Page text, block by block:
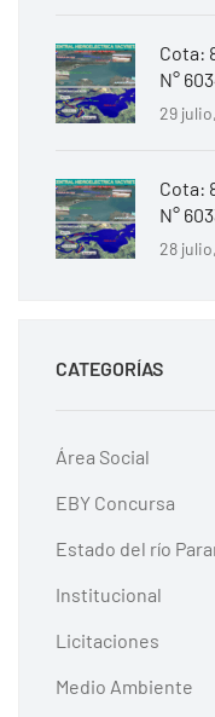
Cota:
N°
29
Cota:
N°
28
CATEGORÍAS
Área Social
EBY Concursa
Estado del río
Institucional
Licitaciones
Medio Ambiente